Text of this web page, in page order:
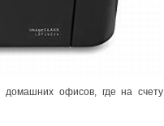
домашних офисов, где на счету